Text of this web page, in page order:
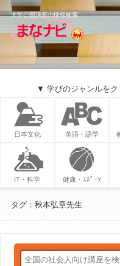
大学公開講座の情報検索
▼ 学びのジャンルを
日本文化 英語・語学
IT・科学 健康・ｽﾎﾟｰﾂ
タグ：秋本弘章先生